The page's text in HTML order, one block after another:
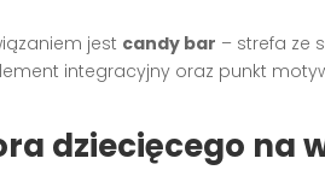
jest candy bar – strefa ze
integracyjny oraz punkt
dziecięcego na